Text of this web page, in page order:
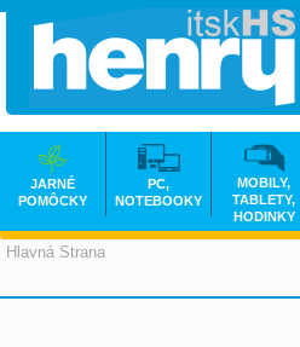
Hlavná Strana
JARNÉ
POMÔCKY
PC,
NOTEBOOKY
MOBILY,
TABLETY,
HODINKY